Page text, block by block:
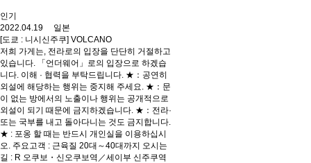
인기
2022.04.19 일본
[도쿄 : 니시신주쿠] VOLCANO
저희 가게는, 전라로의 입장을 단단히 거절하고
있습니다. 「언더웨어」로의 입장으로 하겠습
니다. 이해 · 협력을 부탁드립니다. ★：공연히
외설에 해당하는 행위는 중지해 주세요. ★：문
이 없는 방에서의 노출이나 행위는 공개적으로
외설이 되기 때문에 금지하겠습니다. ★：전라·
또는 국부를 내고 돌아다니는 것도 금지합니다.
★ : 포옹 할 때는 반드시 개인실을 이용하십시
오. 주요고객 : 근육질 20대～40대까지 오시는
길 : R 오쿠보・신오쿠보역／세이부 신주쿠역